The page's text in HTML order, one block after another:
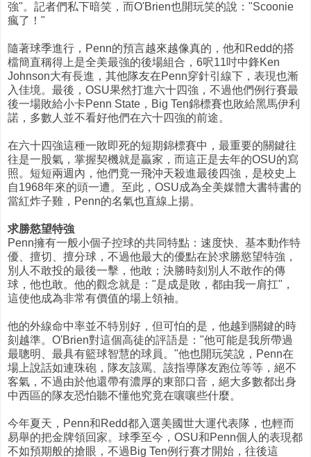
強"。記者們私下暗笑，而O'Brien也開玩笑的說："Scoonie
瘋了！"
隨著球季進行，Penn的預言越來越像真的，他和Redd的搭
檔簡直稱得上是全美最強的後場組合，6呎11吋中鋒Ken
Johnson大有長進，其他隊友在Penn穿針引線下，表現也漸
入佳境。最後，OSU果然打進六十四強，不過他們例行賽最
後一場敗給小卡Penn State，Big Ten錦標賽也敗給黑馬伊利
諾，多數人並不看好他們在六十四強的前途。
在六十四強這種一敗即死的短期錦標賽中，最重要的關鍵往
往是一股氣，掌握契機就是贏家，而這正是去年的OSU的寫
照。短短兩週內，他們竟一飛沖天殺進最後四強，是校史上
自1968年來的頭一遭。至此，OSU成為全美媒體大書特書的
當紅炸子雞，Penn的名氣也直線上揚。
求勝慾望特強
Penn擁有一般小個子控球的共同特點：速度快、基本動作特
優、擅切、擅分球，不過他最大的優點在於求勝慾望特強，
別人不敢投的最後一擊，他敢；決勝時刻別人不敢作的傳
球，他也敢。他的觀念就是："是成是敗，都由我一肩扛"，
這使他成為非常有價值的場上領袖。
他的外線命中率並不特別好，但可怕的是，他越到關鍵的時
刻越準。O'Brien對這個高徒的評語是："他可能是我所帶過
最聰明、最具有籃球智慧的球員。"他也開玩笑說，Penn在
場上說話如連珠砲，隊友該罵、該指導隊友跑位等等，絕不
客氣，不過由於他還帶有濃厚的東部口音，絕大多數都出身
中西區的隊友恐怕聽不懂他究竟在嚷嚷些什麼。
今年夏天，Penn和Redd都入選美國世大運代表隊，也輕而
易舉的把金牌領回家。球季至今，OSU和Penn個人的表現都
不如預期般的搶眼，不過Big Ten例行賽才開始，往後這